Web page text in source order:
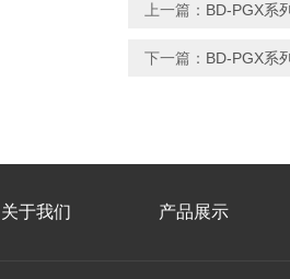
上一篇： BD-PGX系
下一篇： BD-PGX系
关于我们 产品展示